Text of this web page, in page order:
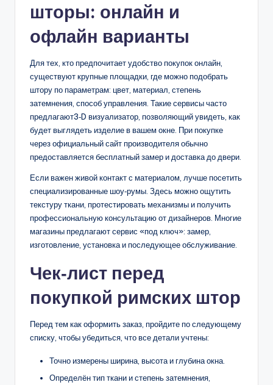
шторы: онлайн и
офлайн варианты
Для тех, кто предпочитает удобство покупок онлайн,
существуют крупные площадки, где можно подобрать
штору по параметрам: цвет, материал, степень
затемнения, способ управления. Такие сервисы часто
предлагают3‑D визуализатор, позволяющий увидеть, как
будет выглядеть изделие в вашем окне. При покупке
через официальный сайт производителя обычно
предоставляется бесплатный замер и доставка до двери.
Если важен живой контакт с материалом, лучше посетить
специализированные шоу‑румы. Здесь можно ощутить
текстуру ткани, протестировать механизмы и получить
профессиональную консультацию от дизайнеров. Многие
магазины предлагают сервис «под ключ»: замер,
изготовление, установка и последующее обслуживание.
Чек‑лист перед
покупкой римских штор
Перед тем как оформить заказ, пройдите по следующему
списку, чтобы убедиться, что все детали учтены:
Точно измерены ширина, высота и глубина окна.
Определён тип ткани и степень затемнения,